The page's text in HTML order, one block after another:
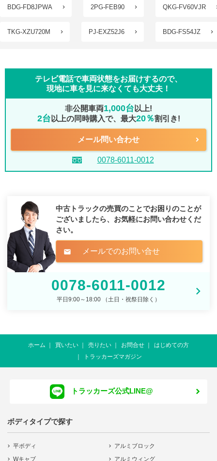
BDG-FD8JPWA 2PG-FEB90 QKG-FV60VJR
TKG-XZU720M PJ-EXZ52J6 BDG-FS54JZ
テレビ電話で車両状態をお届けするので、
現地に車を見に来なくても大丈夫！
非公開車両1,000台 以上!
2台 以上の同時購入で、最大20％割引き!
メール問い合わせ
0078-6011-0012
中古トラックの売買のことでお困りのことが
ございましたら、 お気軽にお問い合わせくだ
さい。
mail メールでのお問い合せ
0078-6011-0012
平日9:00～18:00 （土日・祝祭日除く）
ホーム 買いたい 売りたい お問合せ
はじめての方
トラッカーズマガジン
トラッカーズ公式LINE@
ボディタイプで探す
平ボディ
アルミブロック
Wキャブ
アルミウィング